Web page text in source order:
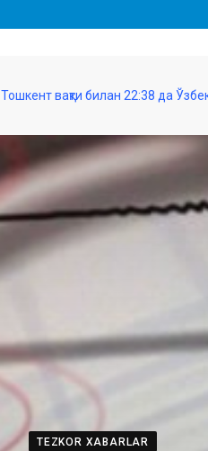
Тошкент вақти билан 22:38 да
TEZKOR XABARLAR